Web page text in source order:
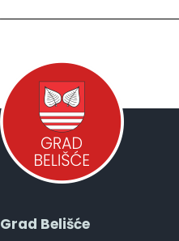
Grad Belišće